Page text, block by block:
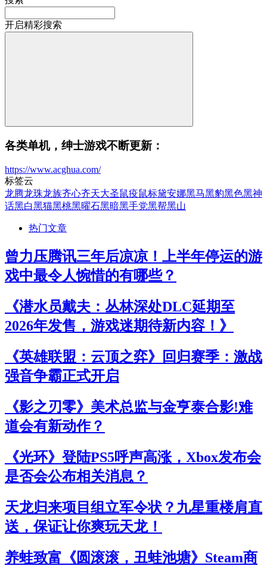
开启精彩搜索
各类单机，绅士游戏不断更新：
https://www.acghua.com/
标签云
龙腾龙珠龙族齐心齐天大圣鼠疫鼠标黛安娜黑马黑豹黑色黑神
话黑白黑猫黑桃黑曜石黑暗黑手党黑帮黑山
热门文章
曾力压腾讯三年后凉凉！上半年停运的游
戏中最令人惋惜的有哪些？
《潜水员戴夫：丛林深处DLC延期至
2026年发售，游戏迷期待新内容！》
《英雄联盟：云顶之弈》回归赛季：激战
强音争霸正式开启
《影之刃零》美术总监与金亨泰合影!难
道会有新动作？
《光环》登陆PS5呼声高涨，Xbox发布会
是否会公布相关消息？
天龙归来项目组立军令状？九星重楼肩直
送，保证让你爽玩天龙！
养蛙致富《圆滚滚，丑蛙池塘》Steam商